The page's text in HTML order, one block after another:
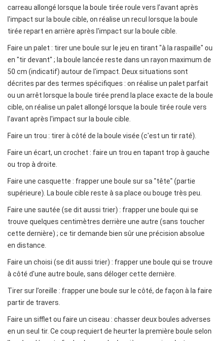
carreau allongé lorsque la boule tirée roule vers l’avant après
l'impact sur la boule cible, on réalise un recul lorsque la boule
tirée repart en arrière après l'impact sur la boule cible.
Faire un palet : tirer une boule sur le jeu en tirant "à la raspaille" ou
en "tir devant" ; la boule lancée reste dans un rayon maximum de
50 cm (indicatif) autour de l'impact. Deux situations sont
décrites par des termes spécifiques : on réalise un palet parfait
ou un arrêt lorsque la boule tirée prend la place exacte de la boule
cible, on réalise un palet allongé lorsque la boule tirée roule vers
l’avant après l'impact sur la boule cible.
Faire un trou : tirer à côté de la boule visée (c'est un tir raté).
Faire un écart, un crochet : faire un trou en tapant trop à gauche
ou trop à droite.
Faire une casquette : frapper une boule sur sa "tête" (partie
supérieure). La boule cible reste à sa place ou bouge très peu.
Faire une sautée (se dit aussi trier) : frapper une boule qui se
trouve quelques centimètres derrière une autre (sans toucher
cette dernière) ; ce tir demande bien sûr une précision absolue
en distance.
Faire un choisi (se dit aussi trier) : frapper une boule qui se trouve
à côté d'une autre boule, sans déloger cette dernière.
Tirer sur l’oreille : frapper une boule sur le côté, de façon à la faire
partir de travers.
Faire un sifflet ou faire un ciseau : chasser deux boules adverses
en un seul tir. Ce coup requiert de heurter la première boule selon